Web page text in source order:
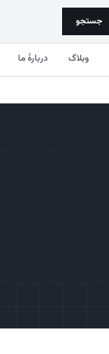
جستجو
وبلاگ دربارهٔ ما